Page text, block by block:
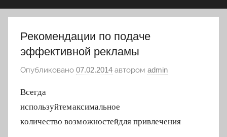
Рекомендации по подаче
эффективной рекламы
Опубликовано 07.02.2014 автором admin
Всегда
используйтемаксимальное
количество возможностейдля привлечения